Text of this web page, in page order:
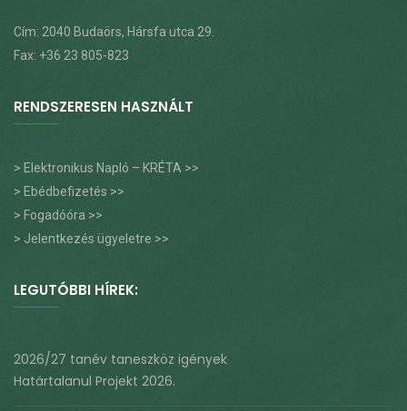
Cím: 2040 Budaörs, Hársfa utca 29.
Fax: +36 23 805-823
RENDSZERESEN HASZNÁLT
> Elektronikus Napló – KRÉTA >>
> Ebédbefizetés >>
> Fogadóóra >>
> Jelentkezés ügyeletre >>
LEGUTÓBBI HÍREK:
2026/27 tanév taneszköz igények
Határtalanul Projekt 2026.